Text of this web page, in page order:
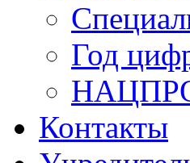
Год
Контакты